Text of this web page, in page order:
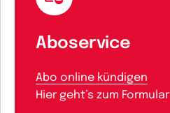
Aboservice
Abo online kündigen
Hier geht’s zum Formular